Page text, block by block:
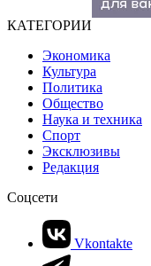
КАТЕГОРИИ
Экономика
Культура
Политика
Общество
Наука и техника
Спорт
Эксклюзивы
Редакция
Соцсети
Vkontakte